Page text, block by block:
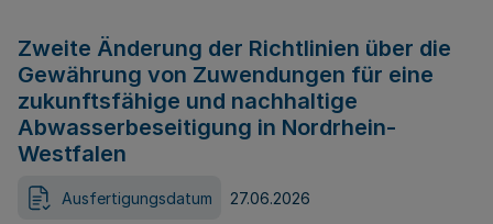
Zweite Änderung der Richtlinien über die
Gewährung von Zuwendungen für eine
zukunftsfähige und nachhaltige
Abwasserbeseitigung in Nordrhein-
Westfalen
Ausfertigungsdatum 27.06.2026